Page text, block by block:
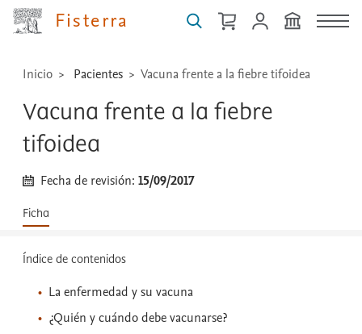
Fisterra
...
Inicio Pacientes Vacuna frente a la fiebre tifoidea
Vacuna frente a la fiebre
tifoidea
Fecha de revisión:15/09/2017
Ficha
Índice de contenidos
La enfermedad y su vacuna
¿Quién y cuándo debe vacunarse?